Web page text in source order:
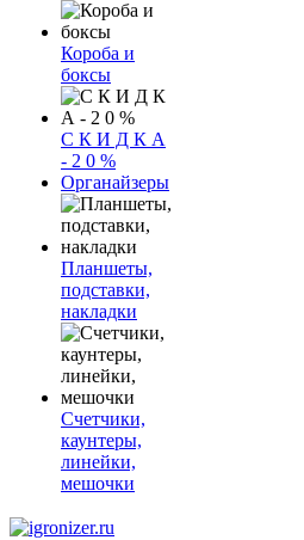
Короба и
боксы
С К И Д К А
- 2 0 %
Органайзеры
Планшеты,
подставки,
накладки
Счетчики,
каунтеры,
линейки,
мешочки